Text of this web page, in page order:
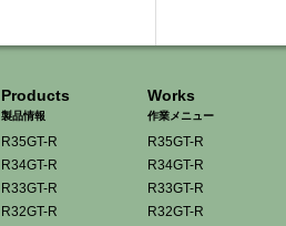
Products
製品情報
R35GT-R
R34GT-R
R33GT-R
R32GT-R
Works
作業メニュー
R35GT-R
R34GT-R
R33GT-R
R32GT-R